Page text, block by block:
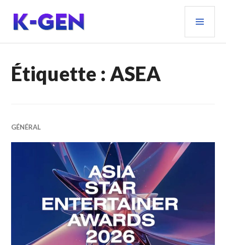
contenu
principal
K-GEN
Étiquette : ASEA
GÉNÉRAL